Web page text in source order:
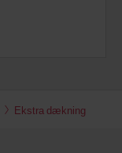
Ekstra dækning